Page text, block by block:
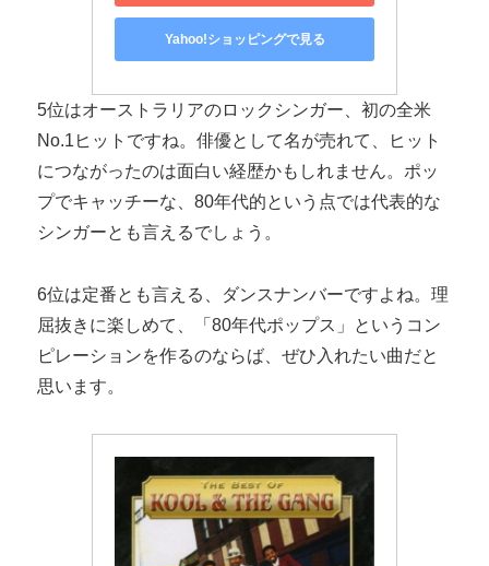
Yahoo!ショッピングで見る
5位はオーストラリアのロックシンガー、初の全米
No.1ヒットですね。俳優として名が売れて、ヒット
につながったのは面白い経歴かもしれません。ポッ
プでキャッチーな、80年代的という点では代表的な
シンガーとも言えるでしょう。
6位は定番とも言える、ダンスナンバーですよね。理
屈抜きに楽しめて、「80年代ポップス」というコン
ピレーションを作るのならば、ぜひ入れたい曲だと
思います。